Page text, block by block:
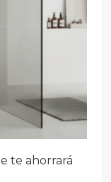
te ahorrará